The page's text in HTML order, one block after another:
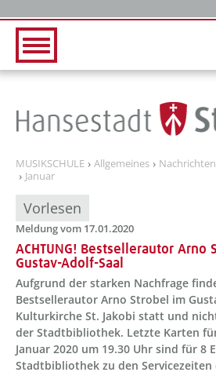
MUSIKSCHULE Allgemeines
Januar
Vorlesen
Meldung vom 17.01.2020
ACHTUNG! Bestsellerautor
Gustav-Adolf-Saal
Aufgrund der starken Nachfrage
Bestsellerautor Arno Strobel im
Kulturkirche St. Jakobi statt und
der Stadtbibliothek. Letzte Karten
Januar 2020 um 19.30 Uhr sind für 8
Stadtbibliothek zu den